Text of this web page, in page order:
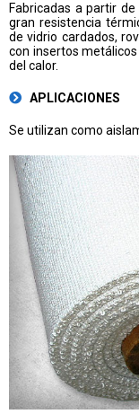
Fabricadas a partir
gran resistencia
de vidrio cardados,
con insertos
del calor.
APLICACIONES
Se utilizan como